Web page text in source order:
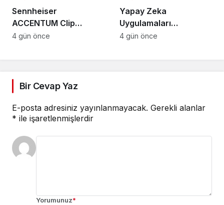
Sennheiser
ACCENTUM Clip
Türkiye’de: Açık kulak
4 gün önce
Yapay Zeka
Uygulamaları
Değiştiriyor: Tek
4 gün önce
Bir Cevap Yaz
E-posta adresiniz yayınlanmayacak. Gerekli alanlar
* ile işaretlenmişlerdir
Yorumunuz*